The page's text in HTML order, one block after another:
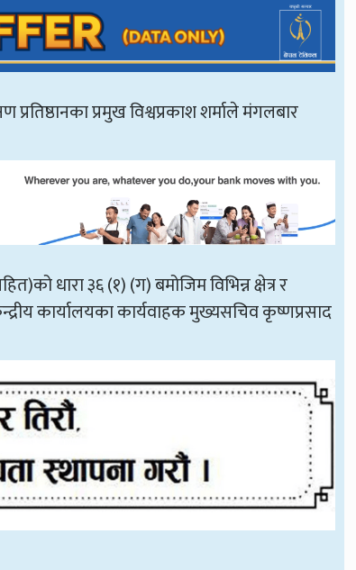
प्रतिष्ठानका प्रमुख विश्वप्रकाश शर्माले मंगलबार
धारा ३६ (१) (ग) बमोजिम विभिन्न क्षेत्र र
कार्यालयका कार्यवाहक मुख्यसचिव कृष्णप्रसाद